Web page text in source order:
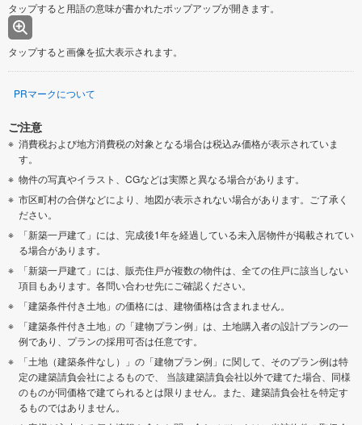
タップすると用語の意味が書かれたポップアップが開きます。
タップすると画像を拡大表示されます。
PRマークについて
ご注意
消費税および地方消費税の対象となる場合は税込み価格が表示されていま
す。
物件の写真やイラスト、CGなどは実際と異なる場合があります。
市区町村の合併などにより、地図が表示されない場合があります。ご了承く
ださい。
「新築一戸建て」には、完成後1年を経過している未入居物件が掲載されてい
る場合があります。
「新築一戸建て」には、販売住戸が複数の物件は、全ての住戸に該当しない
項目もあります。各問い合わせ先にご確認ください。
「建築条件付き土地」の価格には、建物価格は含まれません。
「建築条件付き土地」の「建物プラン例」は、土地購入者の設計プランの一
例であり、プランの採用可否は任意です。
「土地（建築条件なし）」の「建物プラン例」に関して、そのプラン例は特
定の建築請負会社によるもので、 当該建築請負会社以外で建てた場合、同様
のものが同価格で建てられるとは限りません。また、建築請負会社を特定す
るものではありません。